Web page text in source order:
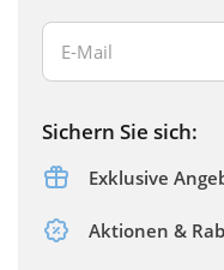
Ihre E-Mail Adresse:
Sichern Sie sich:
Exklusive
Aktionen &